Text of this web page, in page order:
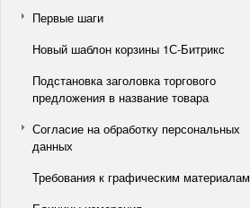
Первые шаги
Новый шаблон корзины 1С-Битрикс
Подстановка заголовка торгового
предложения в название товара
Согласие на обработку персональных
данных
Требования к графическим материалам